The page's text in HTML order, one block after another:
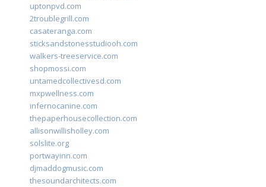
uptonpvd.com
2troublegrill.com
casateranga.com
sticksandstonesstudiooh.com
walkers-treeservice.com
shopmossi.com
untamedcollectivesd.com
mxpwellness.com
infernocanine.com
thepaperhousecollection.com
allisonwillisholley.com
solslite.org
portwayinn.com
djmaddogmusic.com
thesoundarchitects.com